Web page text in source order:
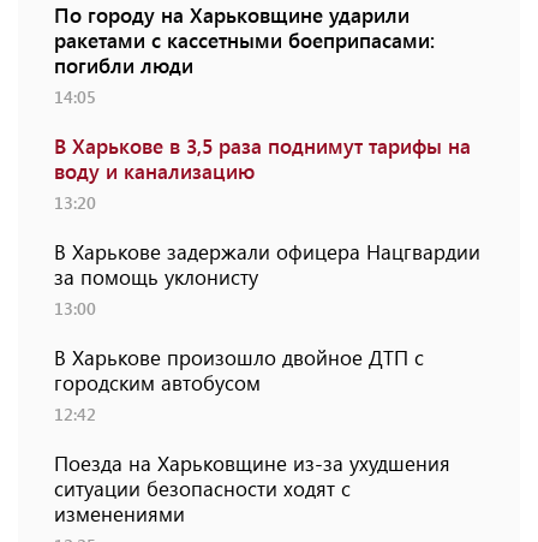
По городу на Харьковщине ударили
ракетами с кассетными боеприпасами:
погибли люди
14:05
В Харькове в 3,5 раза поднимут тарифы на
воду и канализацию
13:20
В Харькове задержали офицера Нацгвардии
за помощь уклонисту
13:00
В Харькове произошло двойное ДТП с
городским автобусом
12:42
Поезда на Харьковщине из-за ухудшения
ситуации безопасности ходят с
изменениями